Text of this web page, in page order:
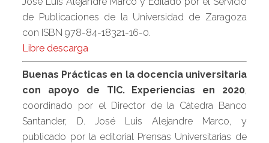
de Publicaciones de la Universidad de Zaragoza
con ISBN 978-84-18321-16-0.
Libre descarga
Buenas Prácticas en la docencia universitaria
con apoyo de TIC. Experiencias en 2020,
coordinado por el Director de la Cátedra Banco
Santander, D. José Luis Alejandre Marco, y
publicado por la editorial Prensas Universitarias de